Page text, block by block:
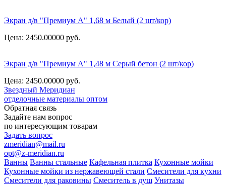
Экран д/в "Премиум А" 1,68 м Белый (2 шт/кор)
Цена: 2450.00000 руб.
Экран д/в "Премиум А" 1,48 м Серый бетон (2 шт/кор)
Цена: 2450.00000 руб.
Звездный Меридиан
отделочные материалы оптом
Обратная связь
Задайте нам вопрос
по интересующим товарам
Задать вопрос
zmeridian@mail.ru
opt@z-meridian.ru
Ванны Ванны стальные Кафельная плитка Кухонные мойки
Кухонные мойки из нержавеющей стали Смесители для кухни
Смесители для раковины Смеситель в душ Унитазы